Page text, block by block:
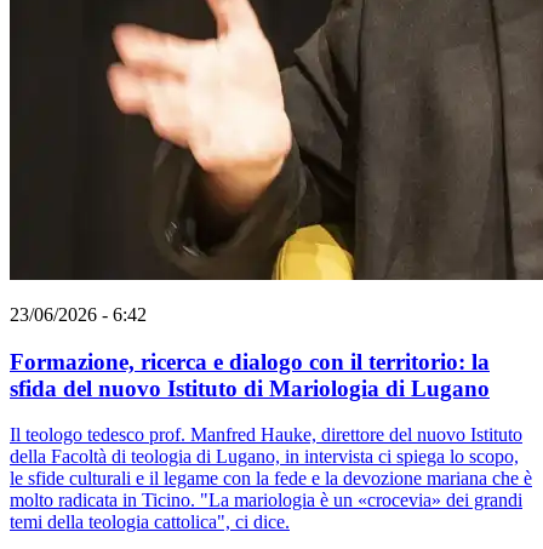
23/06/2026 - 6:42
Formazione, ricerca e dialogo con il territorio: la
sfida del nuovo Istituto di Mariologia di Lugano
Il teologo tedesco prof. Manfred Hauke, direttore del nuovo Istituto
della Facoltà di teologia di Lugano, in intervista ci spiega lo scopo,
le sfide culturali e il legame con la fede e la devozione mariana che è
molto radicata in Ticino. "La mariologia è un «crocevia» dei grandi
temi della teologia cattolica", ci dice.